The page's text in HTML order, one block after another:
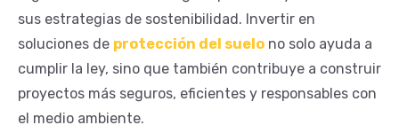
sus estrategias de sostenibilidad. Invertir en
soluciones de protección del suelo no solo ayuda a
cumplir la ley, sino que también contribuye a construir
proyectos más seguros, eficientes y responsables con
el medio ambiente.